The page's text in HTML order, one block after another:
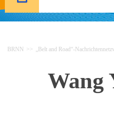
BRNN >> „Belt and Road“-
Wang